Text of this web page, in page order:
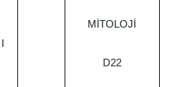
MİTOLOJİ
D22